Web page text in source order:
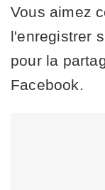
Vous aimez
l'enregistrer
pour la
Facebook.